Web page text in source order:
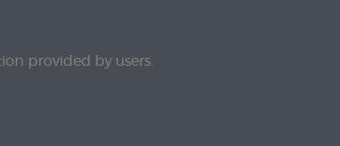
provided by users.